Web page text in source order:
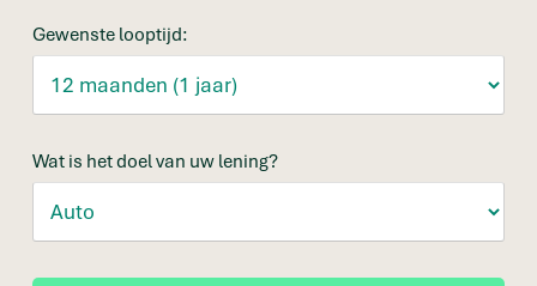
Gewenste looptijd:
Wat is het doel van uw lening?